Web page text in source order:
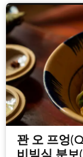
꽌 오 프엉